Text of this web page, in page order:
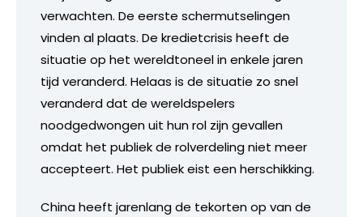
verwachten. De eerste schermutselingen
vinden al plaats. De kredietcrisis heeft de
situatie op het wereldtoneel in enkele jaren
tijd veranderd. Helaas is de situatie zo snel
veranderd dat de wereldspelers
noodgedwongen uit hun rol zijn gevallen
omdat het publiek de rolverdeling niet meer
accepteert. Het publiek eist een herschikking.
China heeft jarenlang de tekorten op van de